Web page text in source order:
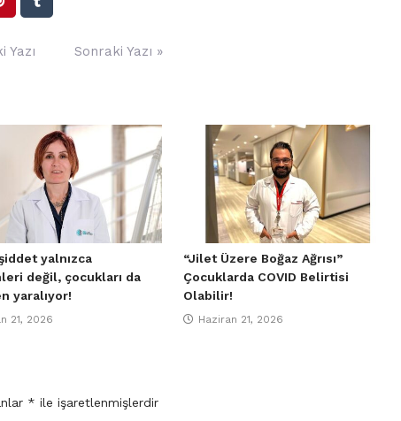
Yazı Sonraki Yazı »
yalnızca
değil, çocukları da
yaralıyor!
21, 2026
“Jilet Üzere Boğaz Ağrısı”
Çocuklarda COVID Belirtisi
Olabilir!
Haziran 21, 2026
* ile işaretlenmişlerdir